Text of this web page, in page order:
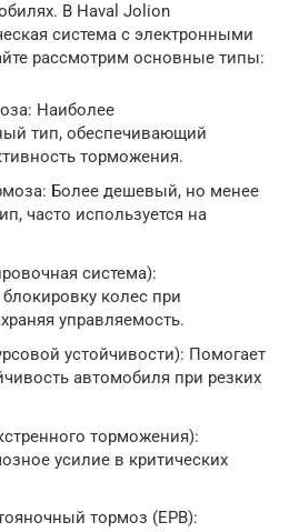
В Haval Jolion
система с электронными
рассмотрим основные типы:
Наиболее
тип, обеспечивающий
торможения.
Более дешевый, но менее
часто используется на
система):
колес при
управляемость.
устойчивости): Помогает
автомобиля при резких
торможения):
усилие в критических
тормоз (EPB):